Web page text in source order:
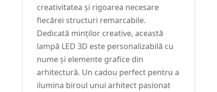
creativitatea și rigoarea necesare
fiecărei structuri remarcabile.
Dedicată minților creative, această
lampă LED 3D este personalizabilă cu
nume și elemente grafice din
arhitectură. Un cadou perfect pentru a
ilumina biroul unui arhitect pasionat